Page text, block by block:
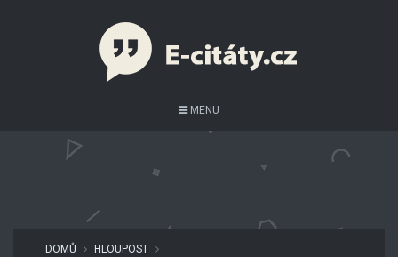
MENU
DOMŮ
HLOUPOST